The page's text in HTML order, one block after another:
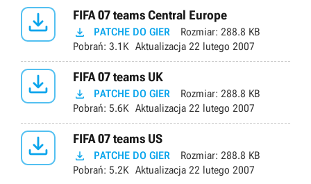
 FIFA 07 teams Central Europe
 PATCHE DO GIER Rozmiar: 288.8 KB
Pobrań: 3.1K Aktualizacja 22 lutego 2007
 FIFA 07 teams UK
 PATCHE DO GIER Rozmiar: 288.8 KB
Pobrań: 5.6K Aktualizacja 22 lutego 2007
 FIFA 07 teams US
 PATCHE DO GIER Rozmiar: 288.8 KB
Pobrań: 5.2K Aktualizacja 22 lutego 2007